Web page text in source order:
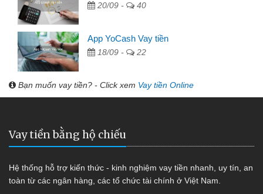
20/09 - 40
App YoCash Vay tiền
18/09 - 22
Bạn muốn vay tiền? - Click xem Vay tiền Online
Vay tiền bằng hộ chiếu
Hệ thống hỗ trợ kiến thức - kinh nghiệm vay tiền nhanh, uy tín, an
toàn từ các ngân hàng, các tổ chức tài chính ở Việt Nam.